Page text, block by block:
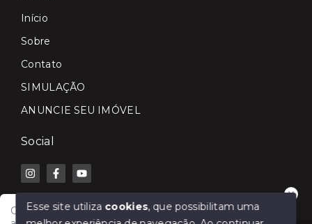
Olá! Fale com a Lilian Carla Imóveis e receba
Início
Sobre
Contato
SIMULAÇÃO
ANUNCIE SEU IMÓVEL
Social
Esse site utiliza cookies, que possibilitam uma